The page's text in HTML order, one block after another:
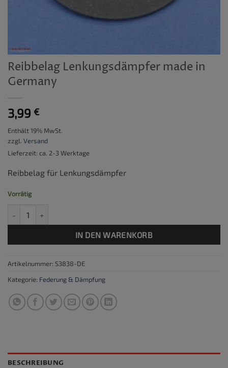
Reibbelag Lenkungsdämpfer made in
Germany
3,99 €
Enthält 19% MwSt.
zzgl. Versand
Lieferzeit: ca. 2-3 Werktage
Reibbelag für Lenkungsdämpfer
Vorrätig
IN DEN WARENKORB
Artikelnummer: S3838-DE
Kategorie: Federung & Dämpfung
BESCHREIBUNG